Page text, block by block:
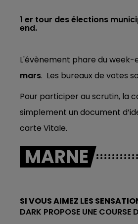
7h00 - 11h00
1 er tour des élections
end.
L'évènement phare du week-
mars. Les bureaux de votes
Pour participer au scrutin, la
simplement un document
carte Vitale.
MARNE
SI VOUS AIMEZ LES
DARK PROPOSE UNE COURSE